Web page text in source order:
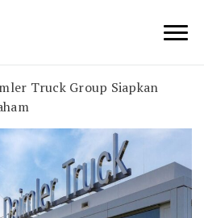
Truck Group Siapkan